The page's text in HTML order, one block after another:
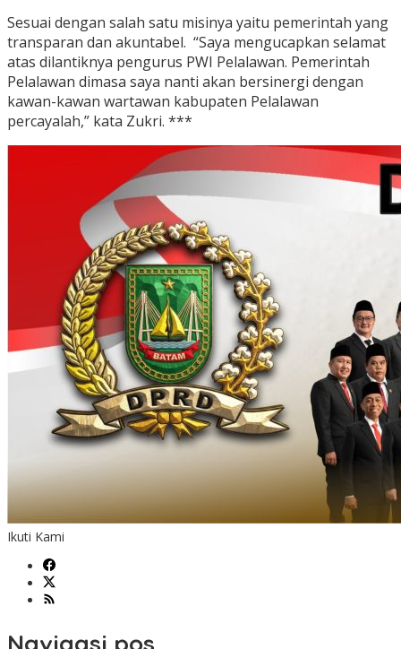
Sesuai dengan salah satu misinya yaitu pemerintah yang
transparan dan akuntabel. “Saya mengucapkan selamat
atas dilantiknya pengurus PWI Pelalawan. Pemerintah
Pelalawan dimasa saya nanti akan bersinergi dengan
kawan-kawan wartawan kabupaten Pelalawan
percayalah,” kata Zukri. ***
Ikuti Kami
Navigasi pos